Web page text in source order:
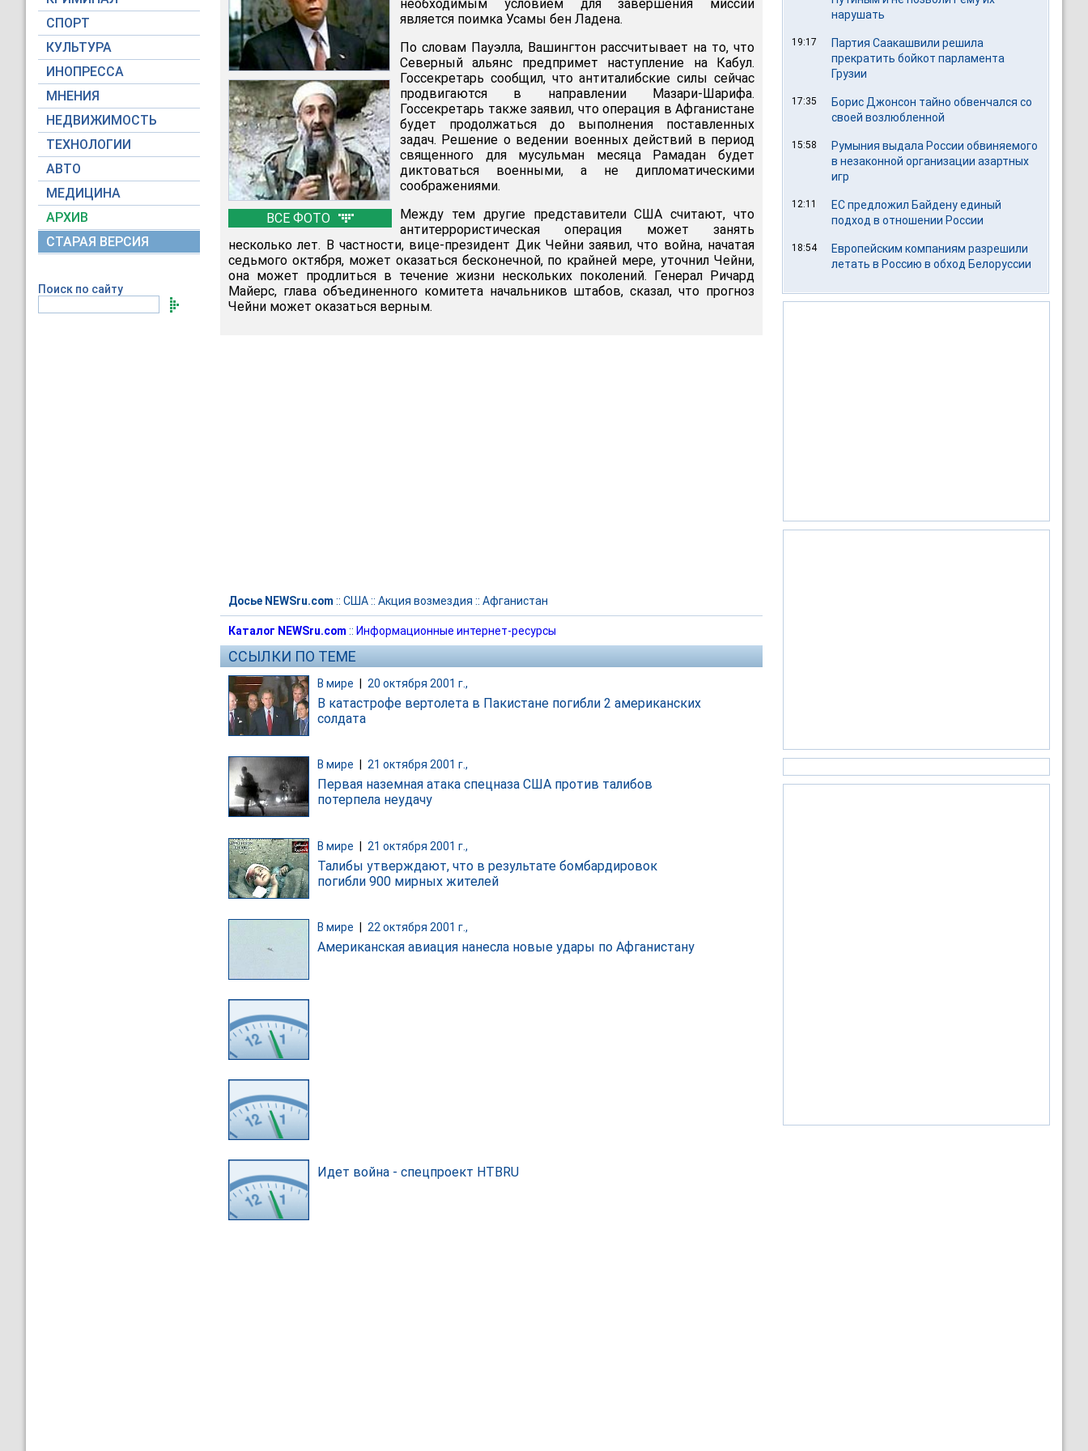
СПОРТ
КУЛЬТУРА
ИНОПРЕССА
МНЕНИЯ
НЕДВИЖИМОСТЬ
ТЕХНОЛОГИИ
АВТО
МЕДИЦИНА
АРХИВ
СТАРАЯ ВЕРСИЯ
Поиск по сайту
ВСЕ ФОТО
необходимым условием для завершения миссии
является поимка Усамы бен Ладена.
По словам Пауэлла, Вашингтон рассчитывает на то, что
Северный альянс предпримет наступление на Кабул.
Госсекретарь сообщил, что антиталибские силы сейчас
продвигаются в направлении Мазари-Шарифа.
Госсекретарь также заявил, что операция в Афганистане
будет продолжаться до выполнения поставленных
задач. Решение о ведении военных действий в период
священного для мусульман месяца Рамадан будет
диктоваться военными, а не дипломатическими
соображениями.
Между тем другие представители США считают, что
антитеррористическая операция может занять
несколько лет. В частности, вице-президент Дик Чейни заявил, что война, начатая
седьмого октября, может оказаться бесконечной, по крайней мере, уточнил Чейни,
она может продлиться в течение жизни нескольких поколений. Генерал Ричард
Майерс, глава объединенного комитета начальников штабов, сказал, что прогноз
Чейни может оказаться верным.
Досье NEWSru.com :: США:: Акция возмездия :: Афганистан
Каталог NEWSru.com :: Информационные интернет-ресурсы
ССЫЛКИ ПО ТЕМЕ
В мире 20 октября 2001 г.,
В катастрофе вертолета в Пакистане погибли 2 американских
солдата
В мире 21 октября 2001 г.,
Первая наземная атака спецназа США против талибов
потерпела неудачу
В мире | 21 октября 2001 г.,
Талибы утверждают, что в результате бомбардировок
погибли 900 мирных жителей
В мире 22 октября 2001 г.,
Американская авиация нанесла новые удары по Афганистану
Идет война - спецпроект НТВRU
нарушать
19:17
Партия Саакашвили решила
прекратить бойкот парламента
Грузии
17:35
Борис Джонсон тайно обвенчался со
своей возлюбленной
15:58
Румыния выдала России обвиняемого
в незаконной организации азартных
игр
12:11
ЕС предложил Байдену единый
подход в отношении России
18:54
Европейским компаниям разрешили
летать в Россию в обход Белоруссии